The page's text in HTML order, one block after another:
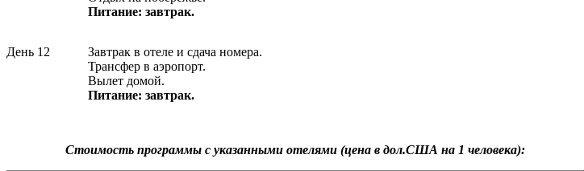
Питание: завтрак.
День 12
Завтрак в отеле и сдача номера.
Трансфер в аэропорт.
Вылет домой.
Питание: завтрак.
Стоимость программы с указанными отелями (цена в дол.США на 1 человека):